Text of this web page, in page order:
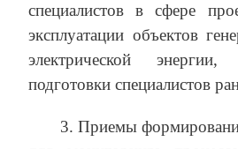
специалистов в сфере
эксплуатации объектов
электрической
подготовки специалистов
3. Приемы